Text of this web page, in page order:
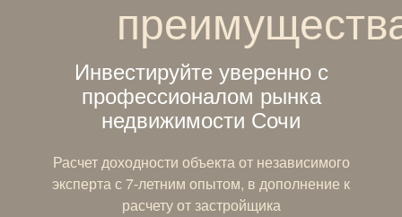
Расчет доходности объекта от независимого
эксперта с 7-летним опытом, в дополнение к
расчету от застройщика
Инвестируйте уверенно с
профессионалом рынка
недвижимости Сочи